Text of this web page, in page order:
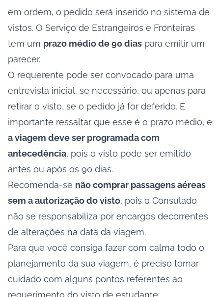
em ordem, o pedido será inserido no sistema de
vistos. O Serviço de Estrangeiros e Fronteiras
tem um prazo médio de 90 dias para emitir um
parecer.
O requerente pode ser convocado para uma
entrevista inicial, se necessário, ou apenas para
retirar o visto, se o pedido já for deferido. É
importante ressaltar que esse é o prazo médio, e
a viagem deve ser programada com
antecedência, pois o visto pode ser emitido
antes ou após os 90 dias.
Recomenda-se não comprar passagens aéreas
sem a autorização do visto, pois o Consulado
não se responsabiliza por encargos decorrentes
de alterações na data da viagem.
Para que você consiga fazer com calma todo o
planejamento da sua viagem, é preciso tomar
cuidado com alguns pontos referentes ao
requerimento do visto de estudante: